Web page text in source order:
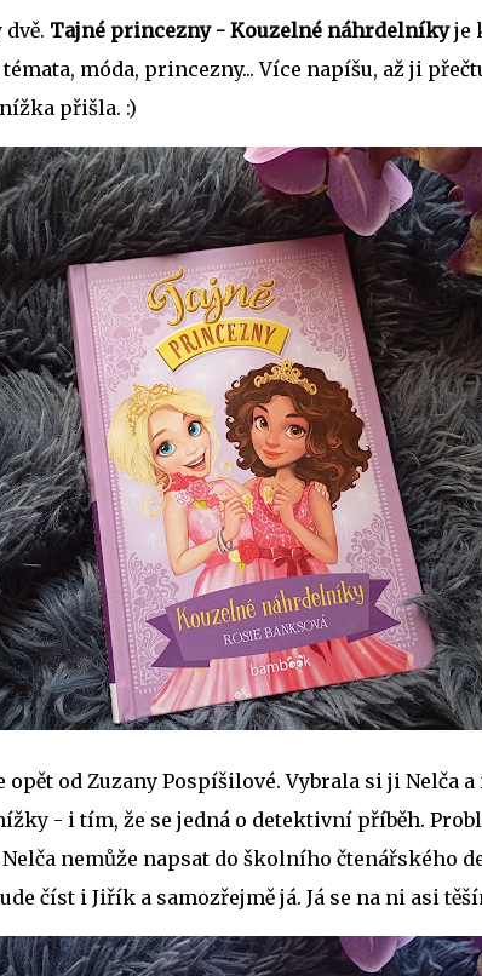
Tajné princezny - Kouzelné náhrdelníkyje
móda, princezny... Více napíšu, až ji
přišla. :)
opět od Zuzany Pospíšilové. Vybrala si ji Nelča a
- i tím, že se jedná o detektivní příběh.
nemůže napsat do školního čtenářského
číst i Jiřík a samozřejmě já. Já se na ni asi